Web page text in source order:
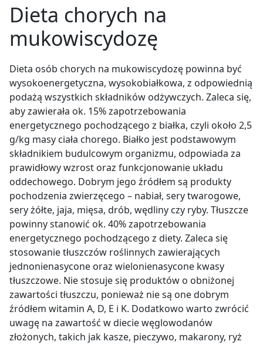
Dieta chorych na
mukowiscydozę
Dieta osób chorych na mukowiscydozę powinna być
wysokoenergetyczna, wysokobiałkowa, z odpowiednią
podażą wszystkich składników odżywczych. Zaleca się,
aby zawierała ok. 15% zapotrzebowania
energetycznego pochodzącego z białka, czyli około 2,5
g/kg masy ciała chorego. Białko jest podstawowym
składnikiem budulcowym organizmu, odpowiada za
prawidłowy wzrost oraz funkcjonowanie układu
oddechowego. Dobrym jego źródłem są produkty
pochodzenia zwierzęcego – nabiał, sery twarogowe,
sery żółte, jaja, mięsa, drób, wędliny czy ryby. Tłuszcze
powinny stanowić ok. 40% zapotrzebowania
energetycznego pochodzącego z diety. Zaleca się
stosowanie tłuszczów roślinnych zawierających
jednonienasycone oraz wielonienasycone kwasy
tłuszczowe. Nie stosuje się produktów o obniżonej
zawartości tłuszczu, ponieważ nie są one dobrym
źródłem witamin A, D, E i K. Dodatkowo warto zwrócić
uwagę na zawartość w diecie węglowodanów
złożonych, takich jak kasze, pieczywo, makarony, ryż